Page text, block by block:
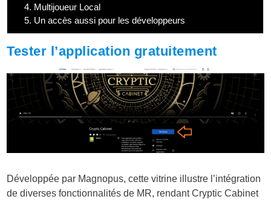
4. Multijoueur Local
5. Un accès aussi pour les développeurs
Tester l’application gratuitement
Développée par Magnopus, cette vitrine illustre l’intégration
de diverses fonctionnalités de MR, rendant Cryptic Cabinet